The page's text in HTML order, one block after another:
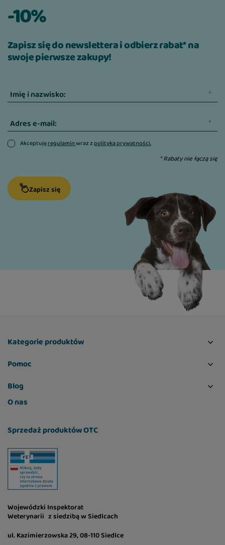
-10%
Zapisz się do newslettera i odbierz rabat* na
swoje pierwsze zakupy!
Imię i nazwisko:
Adres e-mail:
Akceptujęregulaminwraz zpolityką prywatności.
* Rabaty nie łączą się
Zapisz się
Kategorie produktów
Pomoc
Blog
O nas
Sprzedaż produktów OTC
Wojewódzki Inspektorat
Weterynarii z siedzibą w Siedlcach
ul. Kazimierzowska 29, 08-110 Siedlce